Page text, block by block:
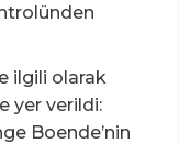
ilgili olarak
yer verildi:
Boende’nin